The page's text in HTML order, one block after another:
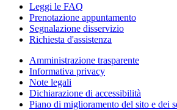
Leggi le FAQ
Prenotazione appuntamento
Segnalazione disservizio
Richiesta d'assistenza
Amministrazione trasparente
Informativa privacy
Note legali
Dichiarazione di accessibilità
Piano di miglioramento del sito e dei